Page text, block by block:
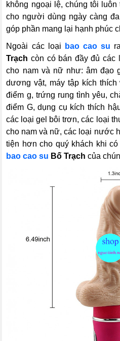
không ngoại lệ, chúng tôi
cho người dùng ngày càng
góp phần mang lại hạnh phúc
Ngoài các loại
bao cao su
Trạch còn có bán đầy đủ các
cho nam và nữ như: âm đạo
dương vật, máy tập kích
điểm g, trứng rung tình yêu,
điểm G, dụng cụ kích thích
các loại gel bôi trơn, các loại
cho nam và nữ, các loại nước
tiện hơn cho quý khách khi
bao cao su Bố Trạch của